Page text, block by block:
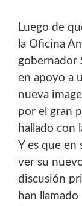
Luego de
la Oficina
gobernador
en apoyo a
nueva
por el gran
hallado con
Y es que en
ver su
discusión
han llamado